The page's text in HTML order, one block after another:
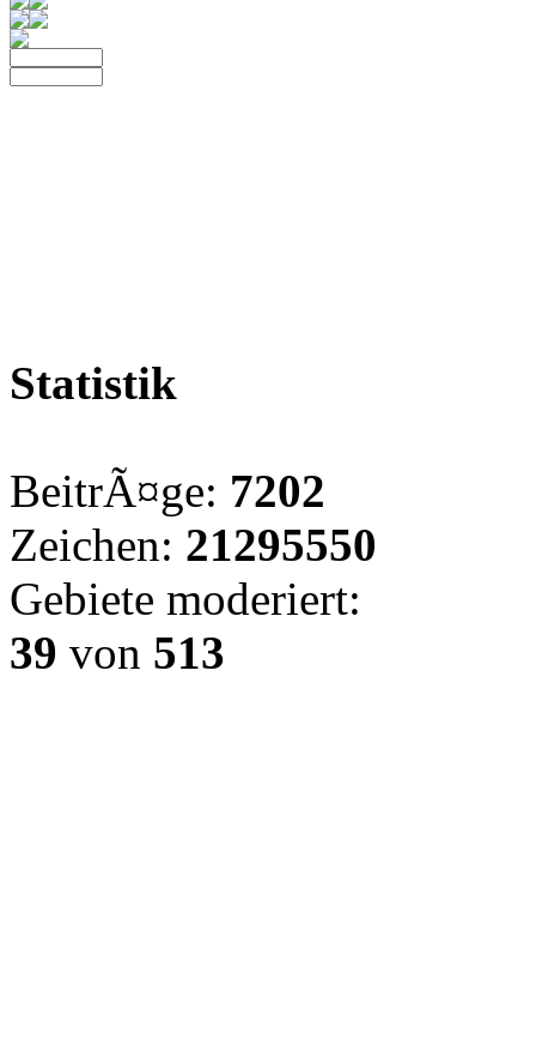
Statistik
BeitrÃ¤ge: 7202
Zeichen: 21295550
Gebiete moderiert:
39 von 513